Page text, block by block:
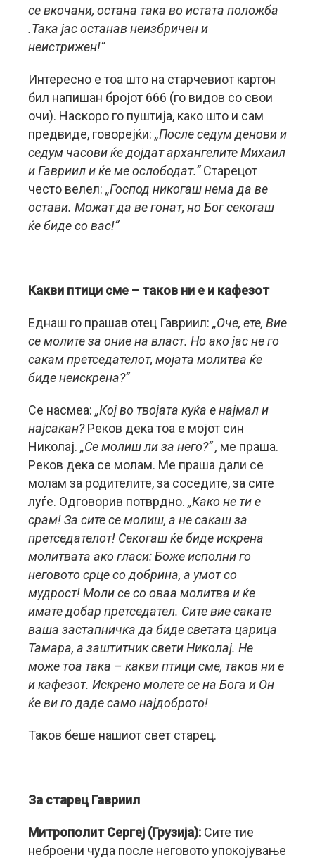
се вкочани, остана така во истата положба
.Така јас останав неизбричен и
неистрижен!“
Интересно е тоа што на старчевиот картон
бил напишан бројот 666 (го видов со свои
очи). Наскоро го пуштија, како што и сам
предвиде, говорејќи: „После седум денови и
седум часови ќе дојдат архангелите Михаил
и Гавриил и ќе ме ослободат.“Старецот
често велел: „Господ никогаш нема да ве
остави. Можат да ве гонат, но Бог секогаш
ќе биде со вас!“
Какви птици сме – таков ни е и кафезот
Еднаш го прашав отец Гавриил: „Оче, ете, Вие
се молите за оние на власт. Но ако јас не го
сакам претседателот, мојата молитва ќе
биде неискрена?“
Се насмеа: „Кој во твојата куќа е најмал и
најсакан?Реков дека тоа е мојот син
Николај. „Се молиш ли за него?“ , ме праша.
Реков дека се молам. Ме праша дали се
молам за родителите, за соседите, за сите
луѓе. Одговорив потврдно. „Како не ти е
срам! За сите се молиш, а не сакаш за
претседателот! Секогаш ќе биде искрена
молитвата ако гласи: Боже исполни го
неговото срце со добрина, а умот со
мудрост! Моли се со оваа молитва и ќе
имате добар претседател. Сите вие сакате
ваша застапничка да биде светата царица
Тамара, а заштитник свети Николај. Не
може тоа така – какви птици сме, таков ни е
и кафезот. Искрено молете се на Бога и Он
ќе ви го даде само најдоброто!
Таков беше нашиот свет старец.
За старец Гавриил
Митрополит Сергеј (Грузија): Сите тие
неброени чуда после неговото упокојување